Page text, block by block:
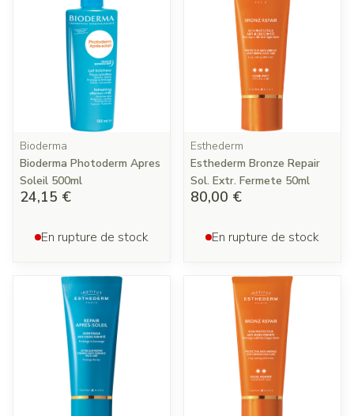
Bioderma
Bioderma Photoderm Apres
Soleil 500ml
24,15 €
En rupture de stock
Esthederm
Esthederm Bronze Repair
Sol. Extr. Fermete 50ml
80,00 €
En rupture de stock